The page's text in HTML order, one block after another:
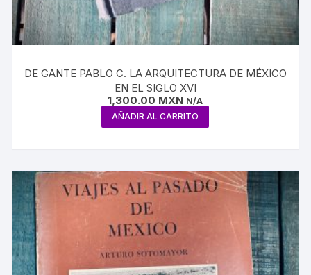
DE GANTE PABLO C. LA ARQUITECTURA DE MÉXICO
EN EL SIGLO XVI
1,300.00 MXN N/A
AÑADIR AL CARRITO